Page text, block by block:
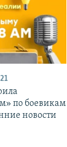
по боевикам
новости